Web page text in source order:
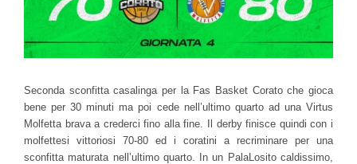
Seconda sconfitta casalinga per la Fas Basket Corato che gioca
bene per 30 minuti ma poi cede nell’ultimo quarto ad una Virtus
Molfetta brava a crederci fino alla fine. Il derby finisce quindi con i
molfettesi vittoriosi 70-80 ed i coratini a recriminare per una
sconfitta maturata nell’ultimo quarto. In un PalaLosito caldissimo,